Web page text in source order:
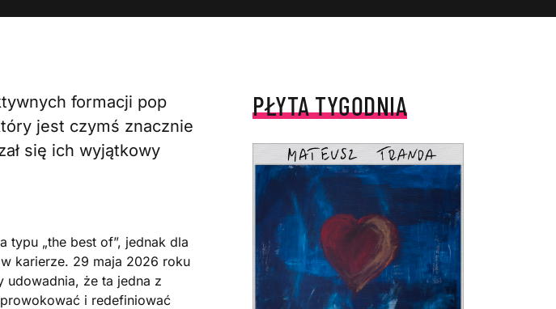
formacji pop
jest czymś znacznie
się ich wyjątkowy
typu „the best of”, jednak dla
karierze. 29 maja 2026 roku
udowadnia, że ta jedna z
i redefiniować
PŁYTA TYGODNIA